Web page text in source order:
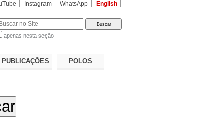
Instagram WhatsApp English
apenas nesta seção
PUBLICAÇÕES POLOS